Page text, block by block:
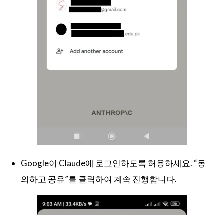
Google이 Claude에 로그인하도록 허용하세요. “동
의하고 공유”를 클릭하여 계속 진행합니다.